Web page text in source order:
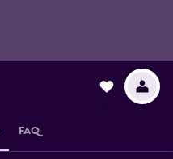
FAQ